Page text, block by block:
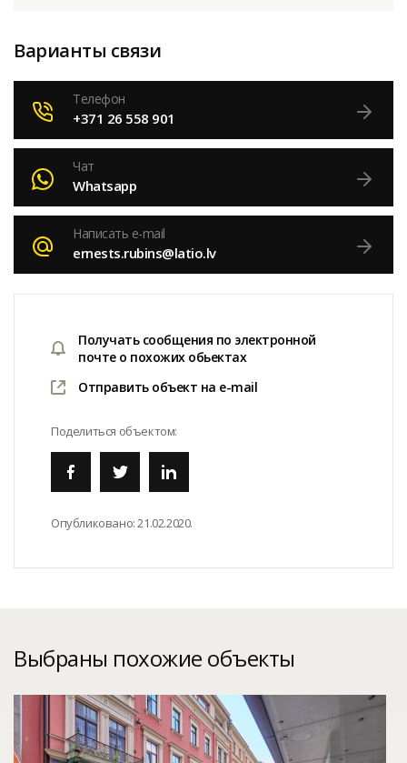
Варианты связи
Телефон
+371 26 558 901
Чат
Whatsapp
Написать e-mail
ernests.rubins@latio.lv
Получать сообщения по электронной
почте о похожих обьектах
Отправить объект на e-mail
Поделиться объектом:
Опубликовано:21.02.2020.
Выбраны похожие объекты